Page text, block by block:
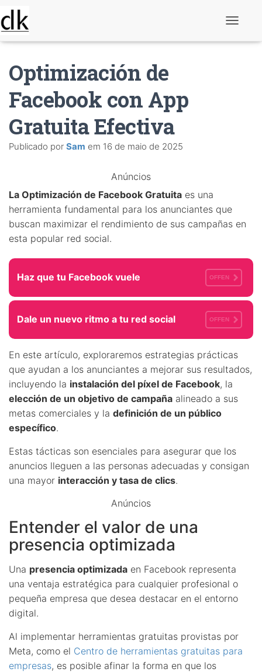
Optimización de
Facebook con App
Gratuita Efectiva
Publicado por Sam em 16 de maio de 2025
Anúncios
La Optimización de Facebook Gratuita es una
herramienta fundamental para los anunciantes que
buscan maximizar el rendimiento de sus campañas en
esta popular red social.
Haz que tu Facebook vuele OFFEN
Dale un nuevo ritmo a tu red social OFFEN
En este artículo, exploraremos estrategias prácticas
que ayudan a los anunciantes a mejorar sus resultados,
incluyendo la instalación del píxel de Facebook, la
elección de un objetivo de campaña alineado a sus
metas comerciales y la definición de un público
específico.
Estas tácticas son esenciales para asegurar que los
anuncios lleguen a las personas adecuadas y consigan
una mayor interacción y tasa de clics.
Anúncios
Entender el valor de una
presencia optimizada
Una presencia optimizada en Facebook representa
una ventaja estratégica para cualquier profesional o
pequeña empresa que desea destacar en el entorno
digital.
Al implementar herramientas gratuitas provistas por
Meta, como el Centro de herramientas gratuitas para
empresas, es posible afinar la forma en que los